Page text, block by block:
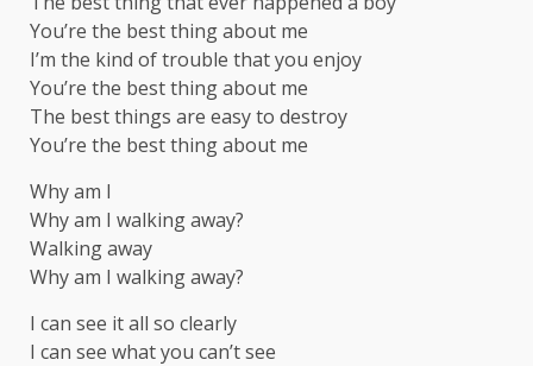
You’re the best thing about me
I’m the kind of trouble that you enjoy
You’re the best thing about me
The best things are easy to destroy
You’re the best thing about me
Why am I
Why am I walking away?
Walking away
Why am I walking away?
I can see it all so clearly
I can see what you can’t see